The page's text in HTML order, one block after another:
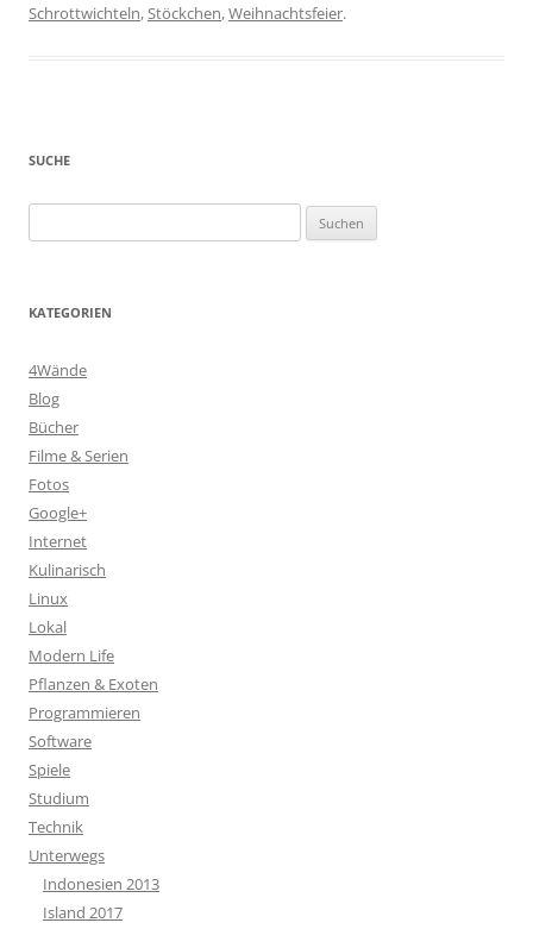
Schrottwichteln,Stöckchen,Weihnachtsfeier.
SUCHE
nach:
KATEGORIEN
4Wände
Blog
Bücher
Filme & Serien
Fotos
Google+
Internet
Kulinarisch
Linux
Lokal
Modern Life
Pflanzen & Exoten
Programmieren
Software
Spiele
Studium
Technik
Unterwegs
Indonesien 2013
Island 2017